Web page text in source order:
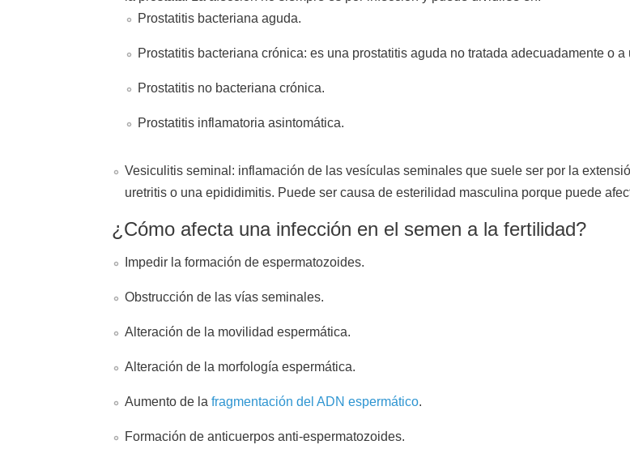
Prostatitis bacteriana aguda.
Prostatitis bacteriana crónica: es una prostatitis aguda no tratada adecuadamente o
Prostatitis no bacteriana crónica.
Prostatitis inflamatoria asintomática.
Vesiculitis seminal: inflamación de las vesículas seminales que suele ser por la
uretritis o una epididimitis. Puede ser causa de esterilidad masculina porque puede
¿Cómo afecta una infección en el semen a la fertilidad?
Impedir la formación de espermatozoides.
Obstrucción de las vías seminales.
Alteración de la movilidad espermática.
Alteración de la morfología espermática.
Aumento de la fragmentación del ADN espermático.
Formación de anticuerpos anti-espermatozoides.